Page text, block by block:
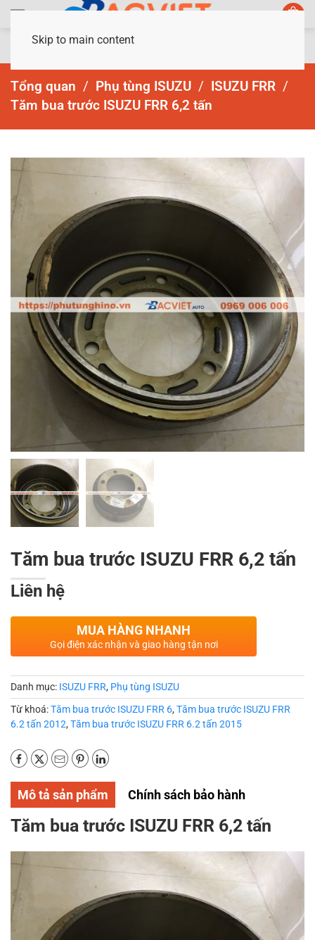
Skip to main content
Tổng quan Phụ tùng ISUZU
ISUZU FRR
Tăm bua trước ISUZU FRR 6,2 tấn
Tăm bua trước ISUZU FRR 6,2 tấn
Liên hệ
MUA HÀNG NHANH
Gọi điện xác nhận và giao hàng tận nơi
Danh mục: ISUZU FRR, Phụ tùng ISUZU
Từ khoá:Tăm bua trước ISUZU FRR 6, Tăm bua trước ISUZU FRR
6.2 tấn 2012, Tăm bua trước ISUZU FRR 6.2 tấn 2015
Mô tả sản phẩm Chính sách bảo hành
Tăm bua trước ISUZU FRR 6,2 tấn